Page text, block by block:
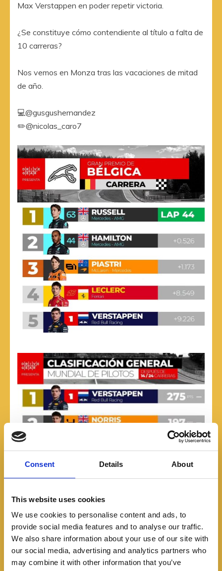
Consent Details About
This website uses cookies
We use cookies to personalise content and ads, to
provide social media features and to analyse our traffic.
We also share information about your use of our site with
our social media, advertising and analytics partners who
may combine it with other information that you’ve
Max Verstappen en poder repetir victoria.
¿Se constituye cómo contendiente al título a falta de
10 carreras?
Nos vemos en Monza tras las vacaciones de mitad
de año.
💻@gusgushernandez
✏️@nicolas_caro7